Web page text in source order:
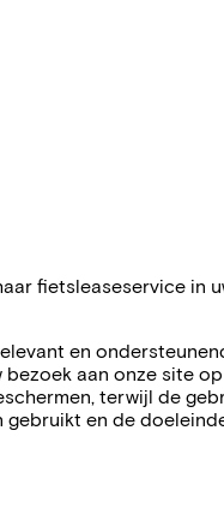
fietsleaseservice in
en
aan onze site
terwijl de
en de